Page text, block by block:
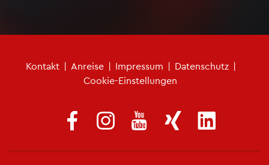
Kon­takt | An­rei­se | Im­pres­sum | Da­ten­schutz |
Coo­kie-Ein­stel­lun­gen